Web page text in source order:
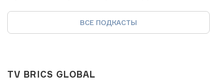
ВСЕ ПОДКАСТЫ
TV BRICS GLOBAL